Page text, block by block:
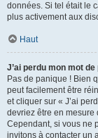
données. Si tel était le
plus activement aux
Haut
J’ai perdu mon mot de
Pas de panique ! Bien
peut facilement être
et cliquer sur « J’ai
devriez être en
Cependant, si vous ne
invitons à contacter un